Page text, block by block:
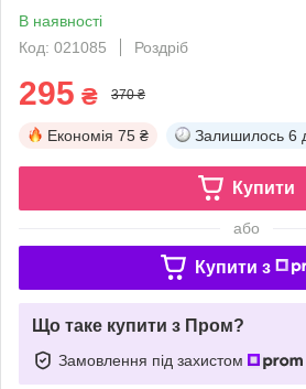
В наявності
Код: 021085
Роздріб
295 ₴ 370 ₴
Економія 75 ₴ Залишилось 6
Купити
або
Купити з
Що таке купити з Пром?
Замовлення під захистом